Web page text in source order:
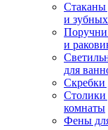
Стаканы
и
Поручни
и
для
Скребки
Столики
комнаты
Фены